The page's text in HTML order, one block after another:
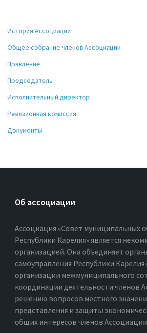
История Ассоциации
Общее собрание членов Ассоциации
Правление
Председатель
Исполнительный директор
Ревизионная комиссия
Документы
Об ассоциации
Ассоциация «Совет муниципальных
Республики Карелия» является
организацией. Она объединяет
самоуправления Республики
организации межмуниципального
координации деятельности членов
решению вопросов местного
представления и защиты
общих интересов членов